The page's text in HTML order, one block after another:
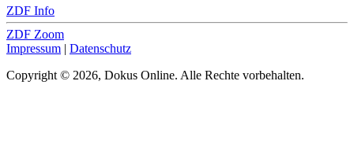
ZDF Info
ZDF Zoom
Impressum | Datenschutz
Copyright © 2026, Dokus Online. Alle Rechte vorbehalten.